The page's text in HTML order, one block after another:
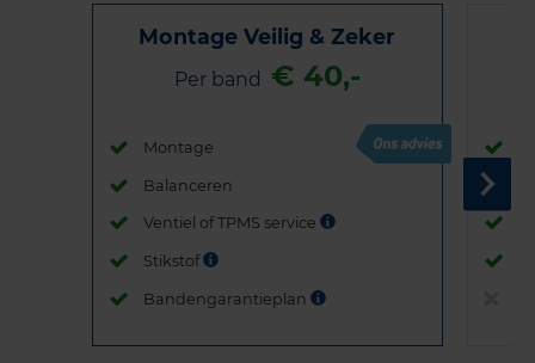
Montage Veilig & Zeker
Per band € 40,-
Montage
Balanceren
Ventiel of TPMS service
Stikstof
Bandengarantieplan